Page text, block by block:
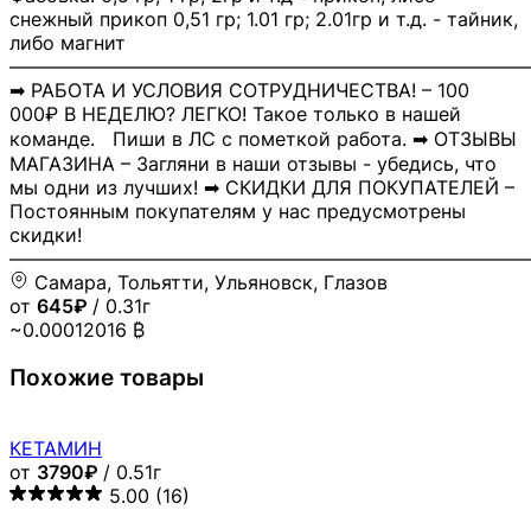
снежный прикоп 0,51 гр; 1.01 гр; 2.01гр и т.д. - тайник,
либо магнит
➡ РАБОТА И УСЛОВИЯ СОТРУДНИЧЕСТВА! – 100
000₽ В НЕДЕЛЮ? ЛЕГКО! Такое только в нашей
команде. Пиши в ЛС с пометкой работа. ➡ ОТЗЫВЫ
МАГАЗИНА – Загляни в наши отзывы - убедись, что
мы одни из лучших! ➡ СКИДКИ ДЛЯ ПОКУПАТЕЛЕЙ –
Постоянным покупателям у нас предусмотрены
скидки!
Самара, Тольятти, Ульяновск, Глазов
от 645₽ / 0.31г
~0.00012016 ₿
Похожие товары
КЕТАМИН
от 3790₽ / 0.51г
5.00 (16)